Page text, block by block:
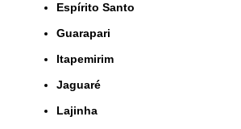
Espírito Santo
Guarapari
Itapemirim
Jaguaré
Lajinha